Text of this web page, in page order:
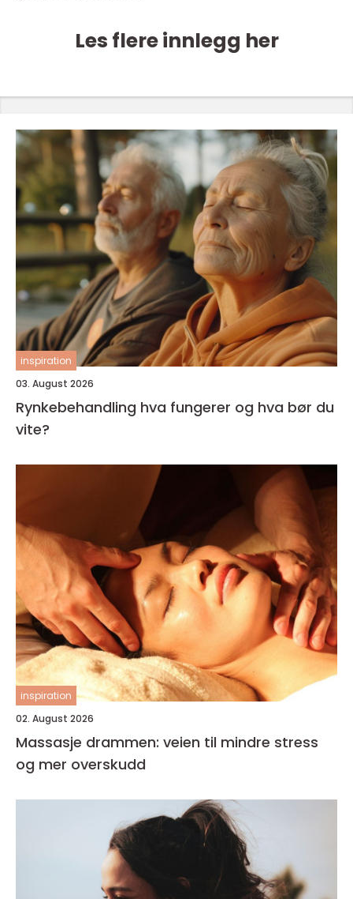
Les flere innlegg her
inspiration
03. August 2026
Rynkebehandling hva fungerer og hva bør du
vite?
inspiration
02. August 2026
Massasje drammen: veien til mindre stress
og mer overskudd